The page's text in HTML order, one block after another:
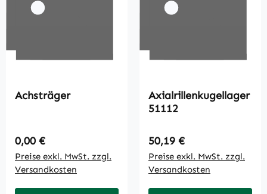
Achsträger
Regulärer Preis:
0,00 €
Preise exkl. MwSt. zzgl.
Versandkosten
Axialrillenkugellager
51112
Regulärer Preis:
50,19 €
Preise exkl. MwSt. zzgl.
Versandkosten